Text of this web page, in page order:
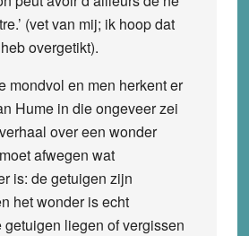
(vet van mij; ik hoop dat
overgetikt).
mondvol en men herkent er
Hume in die ongeveer zei
over een wonder
afwegen wat
is: de getuigen zijn
het wonder is echt
getuigen liegen of vergissen